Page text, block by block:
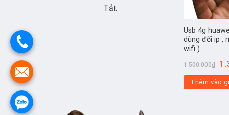
Tải.
Usb 4g
dùng đổi ip ,
wifi )
1.500.000₫
Giá
là:
Thêm vào